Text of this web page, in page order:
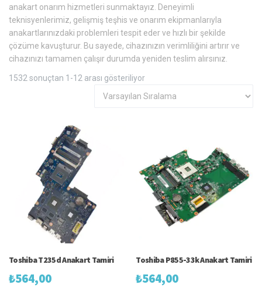
anakart onarım hizmetleri sunmaktayız. Deneyimli
teknisyenlerimiz, gelişmiş teşhis ve onarım ekipmanlarıyla
anakartlarınızdaki problemleri tespit eder ve hızlı bir şekilde
çözüme kavuşturur. Bu sayede, cihazınızın verimliliğini artırır ve
cihazınızı tamamen çalışır durumda yeniden teslim alırsınız.
1532 sonuçtan 1-12 arası gösteriliyor
Toshiba T235d Anakart Tamiri
₺564,00
Toshiba P855-33k Anakart Tamiri
₺564,00